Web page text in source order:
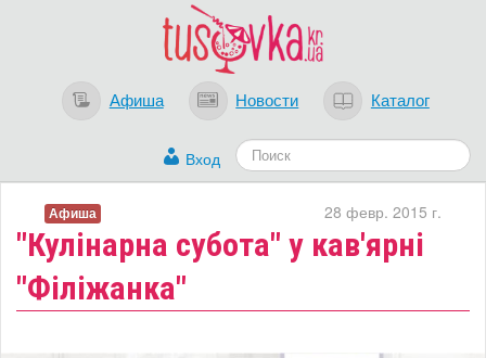
Афиша Новости Каталог
Вход
"Кулінарна субота" у кав'ярні
"Філіжанка"
28 февр. 2015 г.
Афиша